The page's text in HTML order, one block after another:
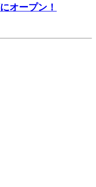
オープン！